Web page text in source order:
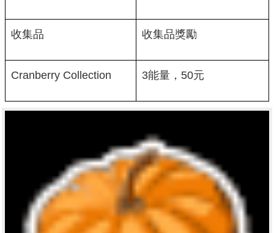
收集品 收集品獎勵
Cranberry Collection 3能量，50元